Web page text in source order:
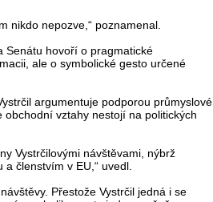
nikdo nepozve,“ poznamenal.
Senátu hovoří o pragmatické
ale o symbolické gesto určené
argumentuje podporou průmyslové
vztahy nestojí na politických
Vystrčilovými návštěvami, nýbrž
členstvím v EU,“ uvedl.
Přestože Vystrčil jedná i se